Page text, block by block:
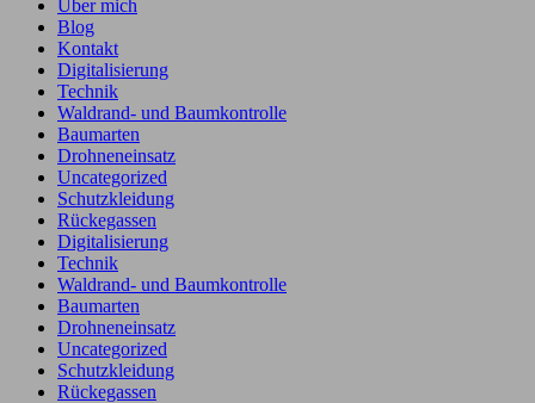
Über mich
Blog
Kontakt
Digitalisierung
Technik
Waldrand- und Baumkontrolle
Baumarten
Drohneneinsatz
Uncategorized
Schutzkleidung
Rückegassen
Digitalisierung
Technik
Waldrand- und Baumkontrolle
Baumarten
Drohneneinsatz
Uncategorized
Schutzkleidung
Rückegassen